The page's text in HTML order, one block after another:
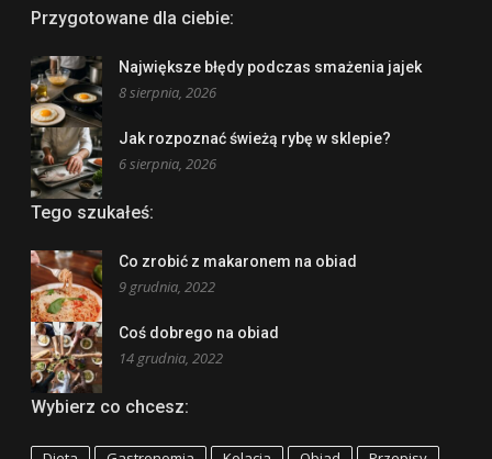
Przygotowane dla ciebie:
Największe błędy podczas smażenia jajek
8 sierpnia, 2026
Jak rozpoznać świeżą rybę w sklepie?
6 sierpnia, 2026
Tego szukałeś:
Co zrobić z makaronem na obiad
9 grudnia, 2022
Coś dobrego na obiad
14 grudnia, 2022
Wybierz co chcesz: